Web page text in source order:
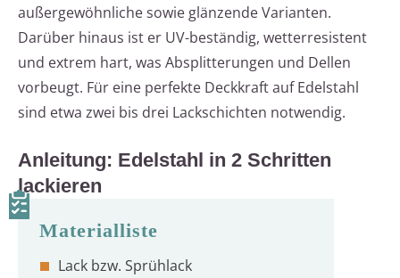
außergewöhnliche sowie glänzende Varianten.
Darüber hinaus ist er UV-beständig, wetterresistent
und extrem hart, was Absplitterungen und Dellen
vorbeugt. Für eine perfekte Deckkraft auf Edelstahl
sind etwa zwei bis drei Lackschichten notwendig.
Anleitung: Edelstahl in 2 Schritten
lackieren
Lack bzw. Sprühlack